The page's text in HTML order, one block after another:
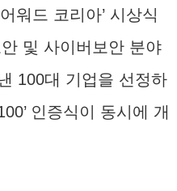
워드 코리아’ 시상식
및 사이버보안 분야
100대 기업을 선정하
인증식이 동시에 개